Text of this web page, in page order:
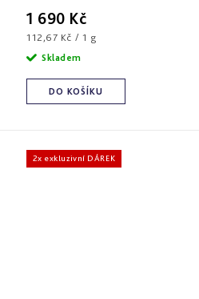
1 690 Kč
Měrná
cena:
112,67 Kč / 1 g
DO KOŠÍKU
Skladem
2x exkluzivní DÁREK